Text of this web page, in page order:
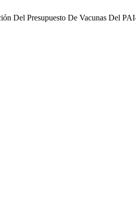
Del Presupuesto De Vacunas Del